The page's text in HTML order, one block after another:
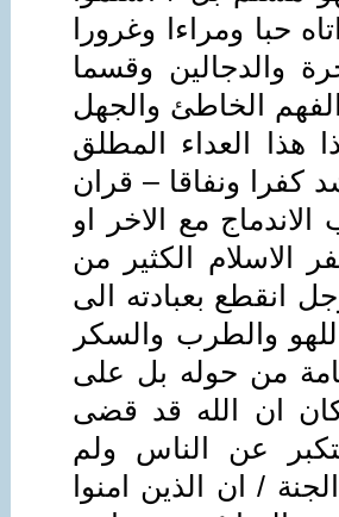
حبا ومراءا وغرورا
والدجالين وقسما
الخاطئ والجهل
هذا العداء المطلق
كفرا ونفاقا – قران
مع الاخر او
الاسلام الكثير من
انقطع بعبادته الى
والطرب والسكر
من حوله بل على
ان الله قد قضى
عن الناس ولم
/ ان الذين امنوا